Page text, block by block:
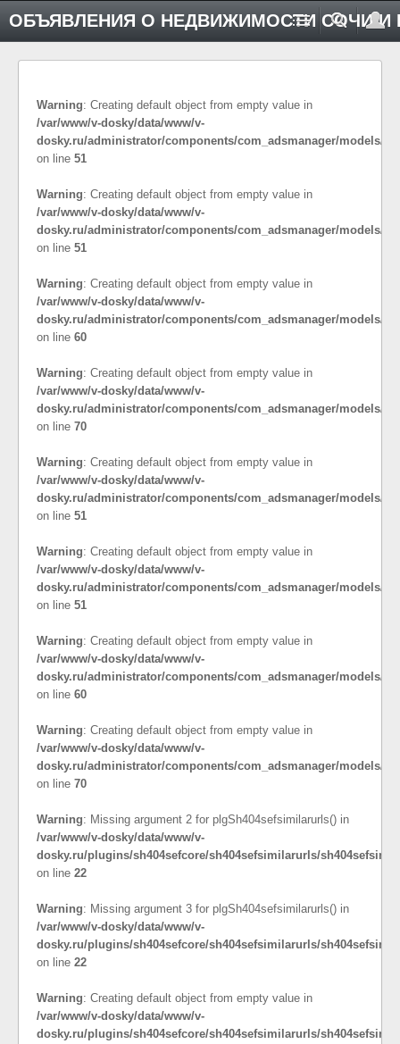
ОБЪЯВЛЕНИЯ О НЕДВИЖИМОСТИ СОЧИ И
Warning: Creating default object from empty value in
/var/www/v-dosky/data/www/v-
dosky.ru/administrator/components/com_adsmanager/models/
on line 51
Warning: Creating default object from empty value in
/var/www/v-dosky/data/www/v-
dosky.ru/administrator/components/com_adsmanager/models/
on line 51
Warning: Creating default object from empty value in
/var/www/v-dosky/data/www/v-
dosky.ru/administrator/components/com_adsmanager/models/
on line 60
Warning: Creating default object from empty value in
/var/www/v-dosky/data/www/v-
dosky.ru/administrator/components/com_adsmanager/models/
on line 70
Warning: Creating default object from empty value in
/var/www/v-dosky/data/www/v-
dosky.ru/administrator/components/com_adsmanager/models/
on line 51
Warning: Creating default object from empty value in
/var/www/v-dosky/data/www/v-
dosky.ru/administrator/components/com_adsmanager/models/
on line 51
Warning: Creating default object from empty value in
/var/www/v-dosky/data/www/v-
dosky.ru/administrator/components/com_adsmanager/models/
on line 60
Warning: Creating default object from empty value in
/var/www/v-dosky/data/www/v-
dosky.ru/administrator/components/com_adsmanager/models/
on line 70
Warning: Missing argument 2 for plgSh404sefsimilarurls() in
/var/www/v-dosky/data/www/v-
dosky.ru/plugins/sh404sefcore/sh404sefsimilarurls/
on line 22
Warning: Missing argument 3 for plgSh404sefsimilarurls() in
/var/www/v-dosky/data/www/v-
dosky.ru/plugins/sh404sefcore/sh404sefsimilarurls/
on line 22
Warning: Creating default object from empty value in
/var/www/v-dosky/data/www/v-
dosky.ru/plugins/sh404sefcore/sh404sefsimilarurls/